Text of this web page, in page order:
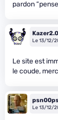
pardon
Kazer2.0
Le 13/12/
Le site est
le coude,
Le 13/12/